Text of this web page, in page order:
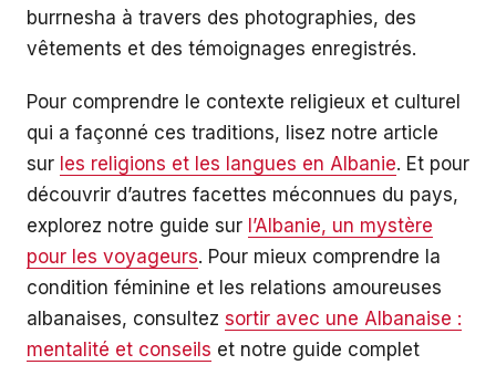
burrnesha à travers des photographies, des
vêtements et des témoignages enregistrés.
Pour comprendre le contexte religieux et culturel
qui a façonné ces traditions, lisez notre article
sur les religions et les langues en Albanie. Et pour
découvrir d’autres facettes méconnues du pays,
explorez notre guide sur l’Albanie, un mystère
pour les voyageurs. Pour mieux comprendre la
condition féminine et les relations amoureuses
albanaises, consultez sortir avec une Albanaise :
mentalité et conseils et notre guide complet